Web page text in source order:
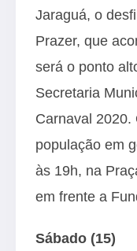
Jaraguá, o
Prazer, que
será o ponto
Secretaria
Carnaval 2020.
população em
às 19h, na
em frente a
Sábado (15)